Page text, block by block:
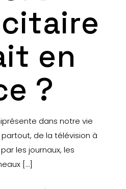
en
?
dans notre vie
de la télévision à
les journaux, les
[…]